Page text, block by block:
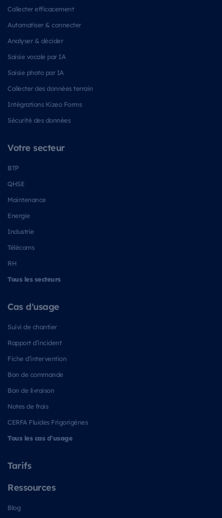
Collecter efficacement
Automatiser & connecter
Analyser & décider
Saisie vocale par IA
Saisie photo par IA
Collecter des données terrain
Intégrations Kizeo Forms
Sécurité des données
Votre secteur
BTP
QHSE
Maintenance
Energie
Industrie
Télécoms
RH
Tous les secteurs
Cas d'usage
Suivi de chantier
Rapport d’incident
Fiche d’intervention
Bon de commande
Bon de livraison
Notes de frais
CERFA Fluides Frigorigènes
Tous les cas d’usage
Tarifs
Ressources
Blog